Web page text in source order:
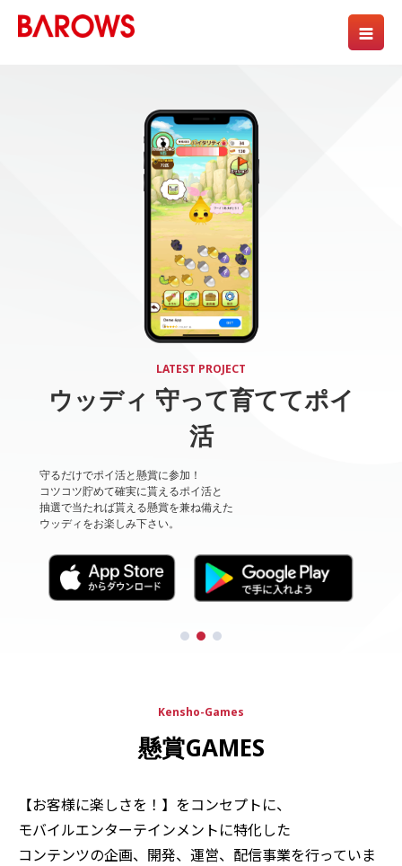
LATEST PROJECT
ウッディ 守って育ててポイ
活
守るだけでポイ活と懸賞に参加！
コツコツ貯めて確実に貰えるポイ活と
抽選で当たれば貰える懸賞を兼ね備えた
ウッディをお楽しみ下さい。
Kensho-Games
懸賞GAMES
【お客様に楽しさを！】をコンセプトに、
モバイルエンターテインメントに特化した
コンテンツの企画、開発、運営、配信事業を行っていま